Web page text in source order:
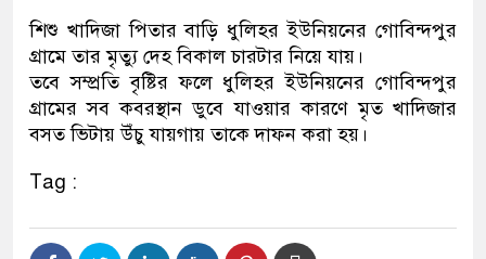
শিশু খাদিজা পিতার বাড়ি ধুলিহর ইউনিয়নের গোবিন্দপুর
গ্রামে তার মৃত্যু দেহ বিকাল চারটার নিয়ে যায়।
তবে সম্প্রতি বৃষ্টির ফলে ধুলিহর ইউনিয়নের গোবিন্দপুর
গ্রামের সব কবরস্থান ডুবে যাওয়ার কারণে মৃত খাদিজার
বসত ভিটায় উঁচু যায়গায় তাকে দাফন করা হয়।
Tag :